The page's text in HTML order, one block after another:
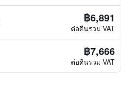
฿6,891
ต่อคืนรวม VAT
฿7,666
ต่อคืนรวม VAT